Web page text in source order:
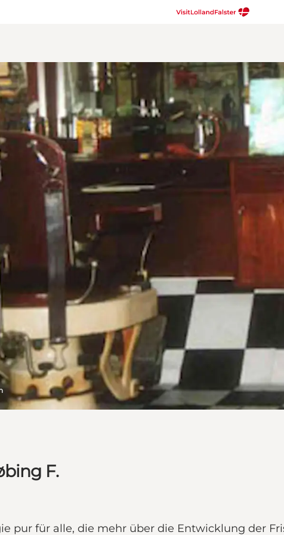
F.
pur für alle, die mehr über die Entwicklung der